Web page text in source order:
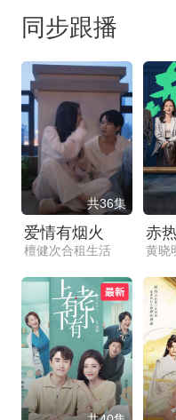
同步跟播
共36集
爱情有烟火
檀健次合租生活
赤热
黄晓